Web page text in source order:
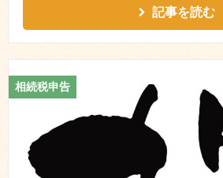
記事を読む
相続税申告